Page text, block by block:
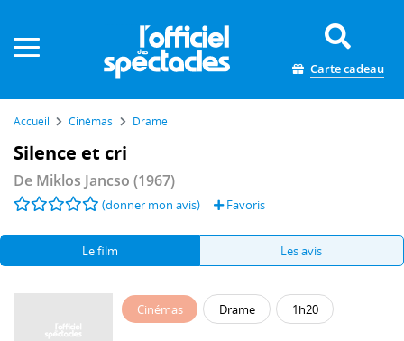
Carte cadeau
Accueil Cinémas Drame
Silence et cri
De Miklos Jancso (1967)
(donner mon avis) Favoris
Le film Les avis
Cinémas Drame 1h20